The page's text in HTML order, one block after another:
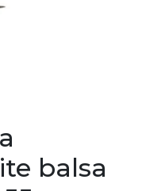
balsa